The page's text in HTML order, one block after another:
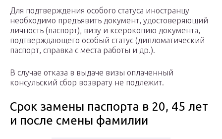
Для подтверждения особого статуса иностранцу
необходимо предъявить документ, удостоверяющий
личность (паспорт), визу и ксерокопию документа,
подтверждающего особый статус (дипломатический
паспорт, справка с места работы и др.).
В случае отказа в выдаче визы оплаченный
консульский сбор возврату не подлежит.
Срок замены паспорта в 20, 45 лет
и после смены фамилии